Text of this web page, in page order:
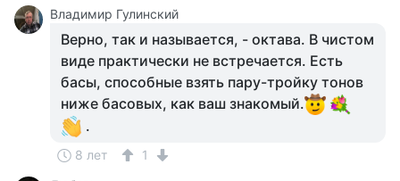
Владимир Гулинский
Верно, так и называется, - октава. В чистом
виде практически не встречается. Есть
басы, способные взять пару-тройку тонов
ниже басовых, как ваш знакомый.
.
8 лет
1